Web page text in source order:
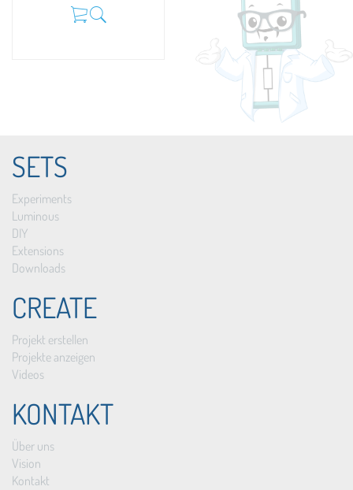
SETS
Experiments
Luminous
DIY
Extensions
Downloads
CREATE
Projekt erstellen
Projekte anzeigen
Videos
KONTAKT
Über uns
Vision
Kontakt